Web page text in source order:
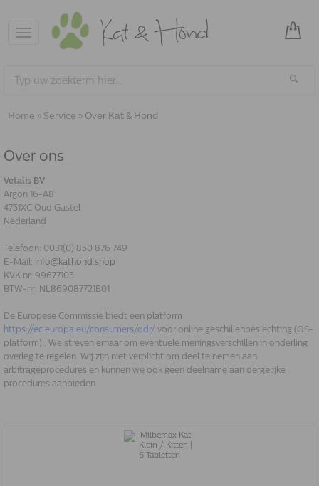
Toggle
navigation
Home » Service » Over Kat & Hond
Over ons
Vetalis BV
Argon 16-A8
4751XC Oud Gastel
Nederland
Telefoon: 0031(0) 850 876 749
E-Mail: info@kathond.shop
KVK nr: 99677105
BTW-nr: NL869087721B01
De Europese Commissie biedt een platform
https://ec.europa.eu/consumers/odr/ voor online geschillenbeslechting (OS-
platform) . We streven ernaar om eventuele meningsverschillen in onderling
overleg te regelen. Wij zijn niet verplicht om deel te nemen aan
arbitrageprocedures en kunnen we ook geen deelname aan dergelijke
procedures aanbieden.